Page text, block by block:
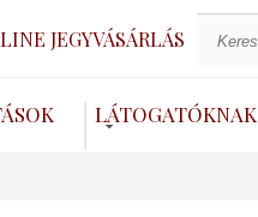
JEGYVÁSÁRLÁS
LÁTOGATÓKNAK